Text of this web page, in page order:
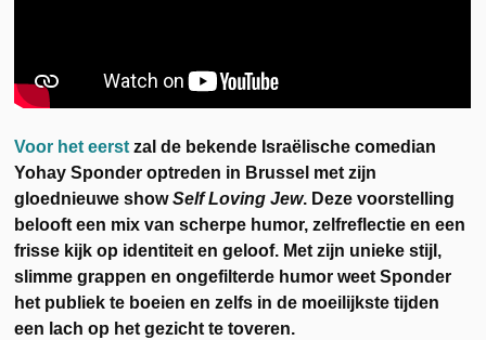
Voor het eerst zal de bekende Israëlische comedian
Yohay Sponder optreden in Brussel met zijn
gloednieuwe showSelf Loving Jew. Deze voorstelling
belooft een mix van scherpe humor, zelfreflectie en een
frisse kijk op identiteit en geloof. Met zijn unieke stijl,
slimme grappen en ongefilterde humor weet Sponder
het publiek te boeien en zelfs in de moeilijkste tijden
een lach op het gezicht te toveren.